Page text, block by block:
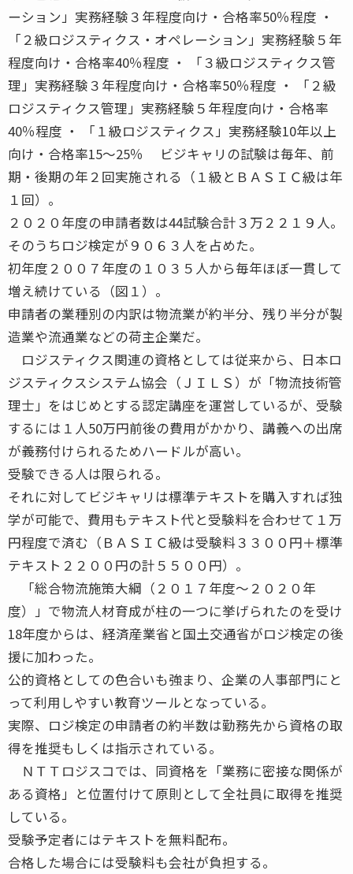
ーション」実務経験３年程度向け・合格率50％程度 ・
「２級ロジスティクス・オペレーション」実務経験５年
程度向け・合格率40％程度 ・ 「３級ロジスティクス管
理」実務経験３年程度向け・合格率50％程度 ・ 「２級
ロジスティクス管理」実務経験５年程度向け・合格率
40％程度 ・ 「１級ロジスティクス」実務経験10年以上
向け・合格率15〜25％ ビジキャリの試験は毎年、前
期・後期の年２回実施される（１級とＢＡＳＩＣ級は年
１回）。
２０２０年度の申請者数は44試験合計３万２２１９人。
そのうちロジ検定が９０６３人を占めた。
初年度２００７年度の１０３５人から毎年ほぼ一貫して
増え続けている（図１）。
申請者の業種別の内訳は物流業が約半分、残り半分が製
造業や流通業などの荷主企業だ。
ロジスティクス関連の資格としては従来から、日本ロ
ジスティクスシステム協会（ＪＩＬＳ）が「物流技術管
理士」をはじめとする認定講座を運営しているが、受験
するには１人50万円前後の費用がかかり、講義への出席
が義務付けられるためハードルが高い。
受験できる人は限られる。
それに対してビジキャリは標準テキストを購入すれば独
学が可能で、費用もテキスト代と受験料を合わせて１万
円程度で済む（ＢＡＳＩＣ級は受験料３３００円＋標準
テキスト２２００円の計５５００円）。
「総合物流施策大綱（２０１７年度〜２０２０年
度）」で物流人材育成が柱の一つに挙げられたのを受け
18年度からは、経済産業省と国土交通省がロジ検定の後
援に加わった。
公的資格としての色合いも強まり、企業の人事部門にと
って利用しやすい教育ツールとなっている。
実際、ロジ検定の申請者の約半数は勤務先から資格の取
得を推奨もしくは指示されている。
ＮＴＴロジスコでは、同資格を「業務に密接な関係が
ある資格」と位置付けて原則として全社員に取得を推奨
している。
受験予定者にはテキストを無料配布。
合格した場合には受験料も会社が負担する。